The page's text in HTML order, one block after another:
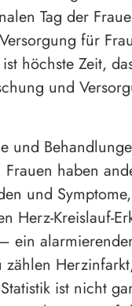
Tag der
für
höchste Zeit,
und
und
haben
und
Herz-Kreislauf-
ein
ist nicht